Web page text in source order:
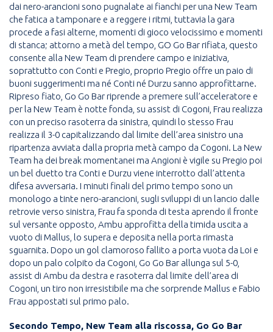
dai nero-arancioni sono pugnalate ai fianchi per una New Team
che fatica a tamponare e a reggere i ritmi, tuttavia la gara
procede a fasi alterne, momenti di gioco velocissimo e momenti
di stanca; attorno a metà del tempo, GO Go Bar rifiata, questo
consente alla New Team di prendere campo e iniziativa,
soprattutto con Conti e Pregio, proprio Pregio offre un paio di
buoni suggerimenti ma né Conti né Durzu sanno approfittarne.
Ripreso fiato, Go Go Bar riprende a premere sull’acceleratore e
per la New Team è notte fonda, su assist di Cogoni, Frau realizza
con un preciso rasoterra da sinistra, quindi lo stesso Frau
realizza il 3-0 capitalizzando dal limite dell’area sinistro una
ripartenza avviata dalla propria metà campo da Cogoni. La New
Team ha dei break momentanei ma Angioni è vigile su Pregio poi
un bel duetto tra Conti e Durzu viene interrotto dall’attenta
difesa avversaria. I minuti finali del primo tempo sono un
monologo a tinte nero-arancioni, sugli sviluppi di un lancio dalle
retrovie verso sinistra, Frau fa sponda di testa aprendo il fronte
sul versante opposto, Ambu approfitta della timida uscita a
vuoto di Mallus, lo supera e deposita nella porta rimasta
sguarnita. Dopo un gol clamoroso fallito a porta vuota da Loi e
dopo un palo colpito da Cogoni, Go Go Bar allunga sul 5-0,
assist di Ambu da destra e rasoterra dal limite dell’area di
Cogoni, un tiro non irresistibile ma che sorprende Mallus e Fabio
Frau appostati sul primo palo.
Secondo Tempo, New Team alla riscossa, Go Go Bar